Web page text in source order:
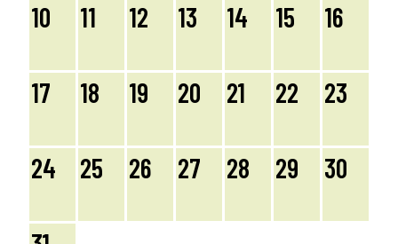
10 11 12 13 14 15 16
17 18 19 20 21 22 23
24 25 26 27 28 29 30